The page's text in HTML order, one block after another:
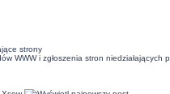
strony
WWW i zgłoszenia stron